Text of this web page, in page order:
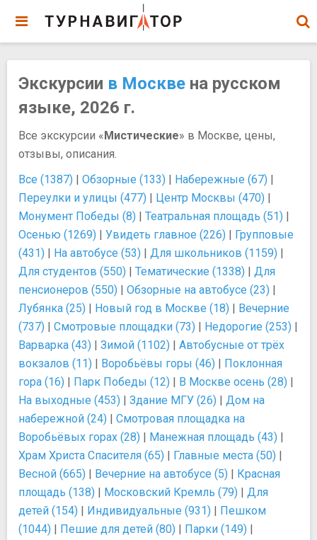
Экскурсии в Москве на русском
языке, 2026 г.
Все экскурсии «Мистические» в Москве, цены,
отзывы, описания.
Все (1387) | Обзорные (133) | Набережные (67) |
Переулки и улицы (477) | Центр Москвы (470) |
Монумент Победы (8) | Театральная площадь (51) |
Осенью (1269) | Увидеть главное (226) | Групповые
(431) | На автобусе (53) | Для школьников (1159) |
Для студентов (550) | Тематические (1338) | Для
пенсионеров (550) | Обзорные на автобусе (23) |
Лубянка (25) | Новый год в Москве (18) | Вечерние
(737) | Смотровые площадки (73) | Недорогие (253) |
Варварка (43) | Зимой (1102) | Автобусные от трёх
вокзалов (11) | Воробьёвы горы (46) | Поклонная
гора (16) | Парк Победы (12) | В Москве осень (28) |
На выходные (453) | Здание МГУ (26) | Дом на
набережной (24) | Смотровая площадка на
Воробьёвых горах (28) | Манежная площадь (43) |
Храм Христа Спасителя (65) | Главные места (50) |
Весной (665) | Вечерние на автобусе (5) | Красная
площадь (138) | Московский Кремль (79) | Для
детей (154) | Индивидуальные (931) | Пешком
(1044) | Пешие для детей (80) | Парки (149) |